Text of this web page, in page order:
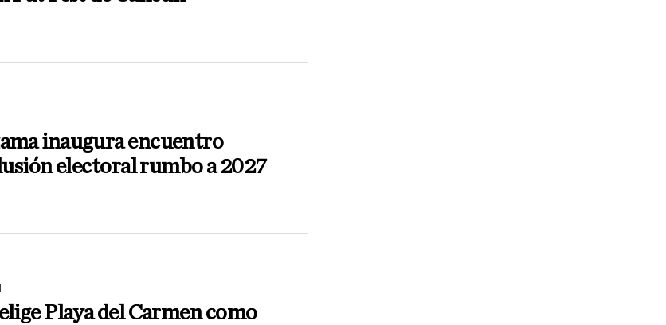
inaugura encuentro
electoral rumbo a 2027
Playa del Carmen como